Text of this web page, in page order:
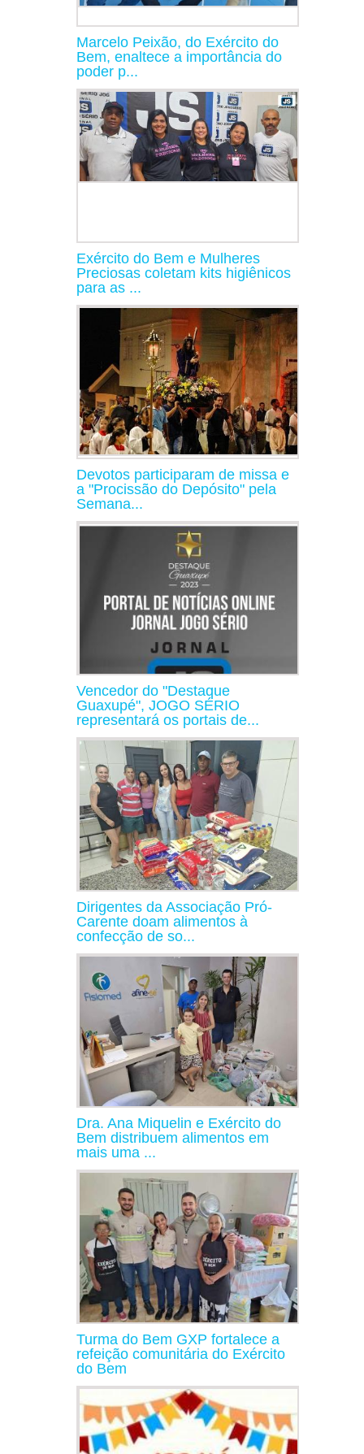
Marcelo Peixão, do Exército do
Bem, enaltece a importância do
poder p...
Exército do Bem e Mulheres
Preciosas coletam kits higiênicos
para as ...
Devotos participaram de missa e
a "Procissão do Depósito" pela
Semana...
Vencedor do "Destaque
Guaxupé", JOGO SÉRIO
representará os portais de...
Dirigentes da Associação Pró-
Carente doam alimentos à
confecção de so...
Dra. Ana Miquelin e Exército do
Bem distribuem alimentos em
mais uma ...
Turma do Bem GXP fortalece a
refeição comunitária do Exército
do Bem